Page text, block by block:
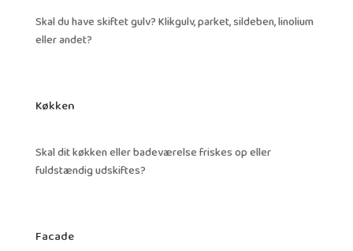
Skal du have skiftet gulv? Klikgulv, parket, sildeben, linolium
eller andet?
Køkken
Skal dit køkken eller badeværelse friskes op eller
fuldstændig udskiftes?
Facade